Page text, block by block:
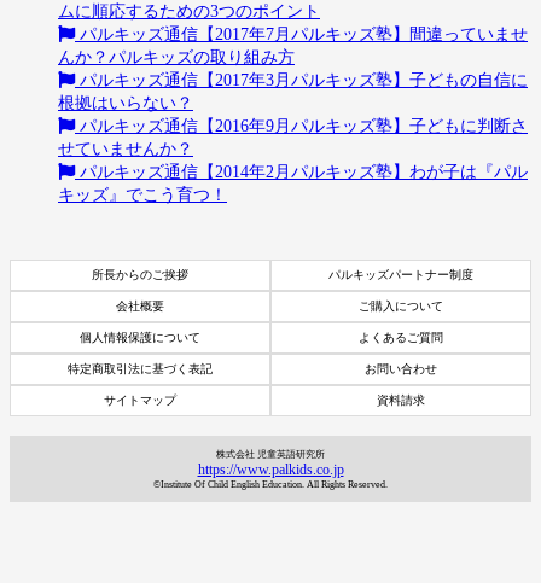
ムに順応するための3つのポイント
パルキッズ通信【2017年7月パルキッズ塾】間違っていませ
んか？パルキッズの取り組み方
パルキッズ通信【2017年3月パルキッズ塾】子どもの自信に
根拠はいらない？
パルキッズ通信【2016年9月パルキッズ塾】子どもに判断さ
せていませんか？
パルキッズ通信【2014年2月パルキッズ塾】わが子は『パル
キッズ』でこう育つ！
所長からのご挨拶 パルキッズパートナー制度
会社概要 ご購入について
個人情報保護について よくあるご質問
特定商取引法に基づく表記 お問い合わせ
サイトマップ 資料請求
株式会社 児童英語研究所
https://www.palkids.co.jp
©Institute Of Child English Education. All Rights Reserved.